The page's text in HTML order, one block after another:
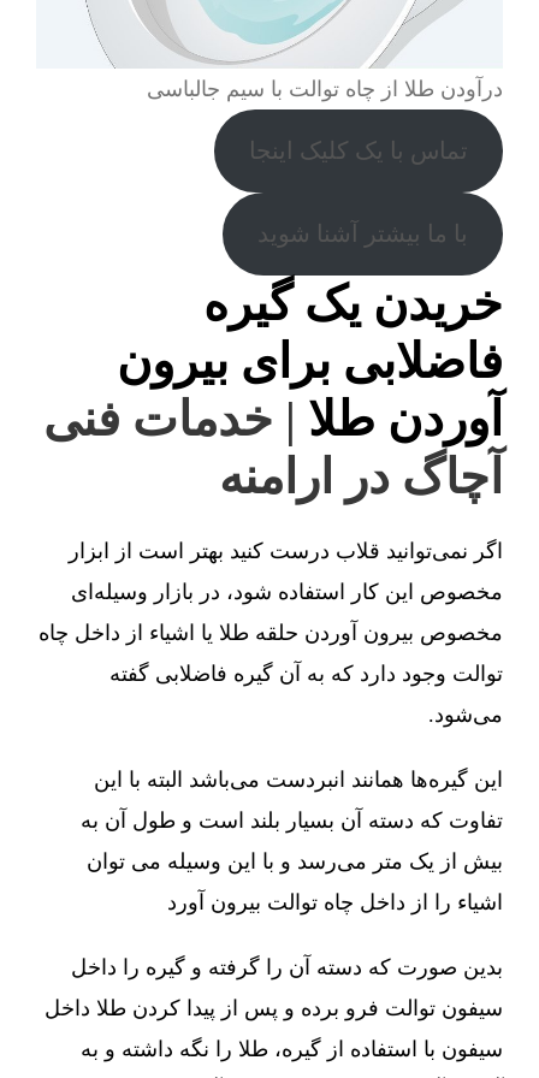
درآودن طلا از چاه توالت با سیم جالباسی
تماس با یک کلیک اینجا
با ما بیشتر آشنا شوید
خریدن یک گیره
فاضلابی برای بیرون
آوردن طلا | خدمات فنی
آچاگ در ارامنه
اگر نمی‌توانید قلاب درست کنید بهتر است از ابزار
مخصوص این کار استفاده شود، در بازار وسیله‌ای
مخصوص بیرون آوردن حلقه طلا یا اشیاء از داخل چاه
توالت وجود دارد که به آن گیره فاضلابی گفته
می‌شود.
این گیره‌ها همانند انبردست می‌باشد البته با این
تفاوت که دسته آن بسیار بلند است و طول آن به
بیش از یک متر می‌رسد و با این وسیله می توان
اشیاء را از داخل چاه توالت بیرون آورد
بدین صورت که دسته آن را گرفته و گیره را داخل
سیفون توالت فرو برده و پس از پیدا کردن طلا داخل
سیفون با استفاده از گیره، طلا را نگه داشته و به